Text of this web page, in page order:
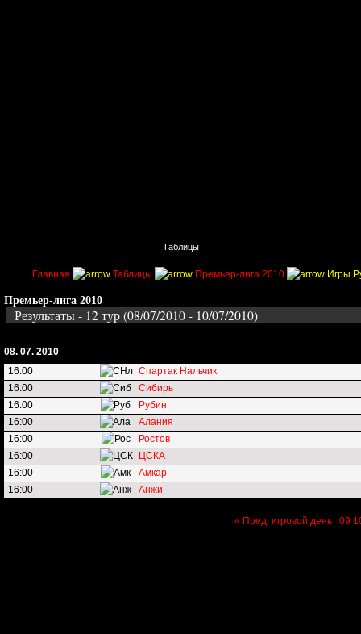
Таблицы
Главная Таблицы Премьер-лига 2010 Игры
Премьер-лига 2010
Результаты - 12 тур (08/07/2010 - 10/07/2010)
08. 07. 2010
16:00
Спартак Нальчик
16:00
Сибирь
16:00
Рубин
16:00
Алания
16:00
Ростов
16:00
ЦСКА
16:00
Амкар
16:00
Анжи
« Пред. игровой день 09